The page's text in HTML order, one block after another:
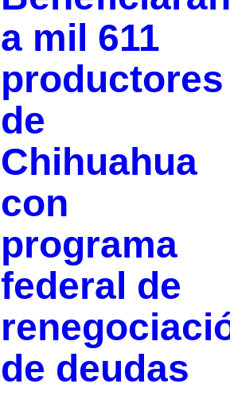
a mil 611
productores
de
Chihuahua
con
programa
federal de
de deudas